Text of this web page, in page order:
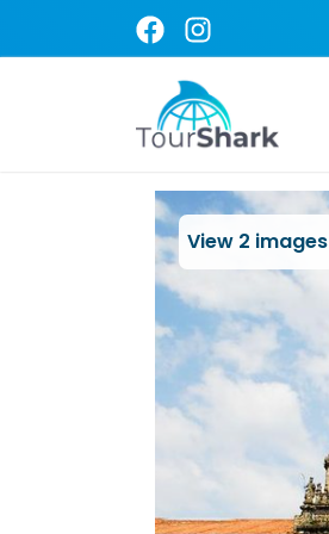
View 2 images